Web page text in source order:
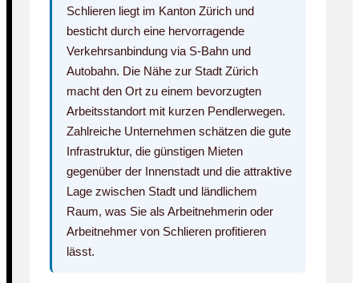
Schlieren liegt im Kanton Zürich und
besticht durch eine hervorragende
Verkehrsanbindung via S-Bahn und
Autobahn. Die Nähe zur Stadt Zürich
macht den Ort zu einem bevorzugten
Arbeitsstandort mit kurzen Pendlerwegen.
Zahlreiche Unternehmen schätzen die gute
Infrastruktur, die günstigen Mieten
gegenüber der Innenstadt und die attraktive
Lage zwischen Stadt und ländlichem
Raum, was Sie als Arbeitnehmerin oder
Arbeitnehmer von Schlieren profitieren
lässt.